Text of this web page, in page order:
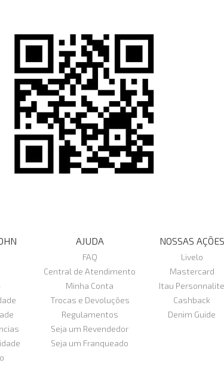
AJUDA
FAQ
Central de Atendimento
Minha Conta
Trocas e Devoluções
Regulamentos
Seja um Revendedor
Seja um Franqueado
NOSSAS AÇÕES
Livelo
Mastercard
Itau Personnalite
Cashback
Denim Guide